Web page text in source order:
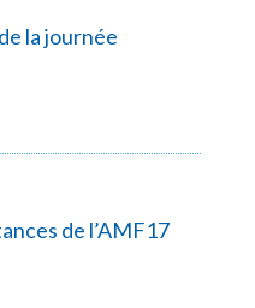
la journée
de l’AMF17